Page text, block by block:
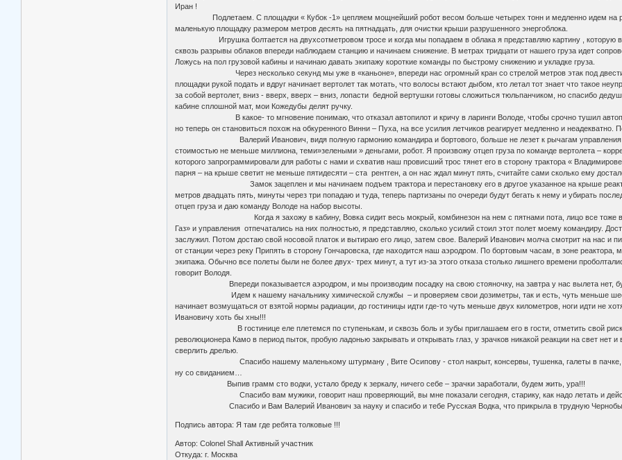
Иран !
Подлетаем. С площадки « Кубок -1» цепляем мощнейший робот весом больше четырех тонн и медленно идем на
маленькую площадку размером метров десять на пятнадцать, для очистки крыши разрушенного энергоблока.
Игрушка болтается на двухсотметровом тросе и когда мы попадаем в облака я представляю картину , которую
сквозь разрывы облаков впереди наблюдаем станцию и начинаем снижение. В метрах тридцати от нашего груза идет
Ложусь на пол грузовой кабины и начинаю давать экипажу короткие команды по быстрому снижению и укладке груза.
Через несколько секунд мы уже в «каньоне», впереди нас огромный кран со стрелой метров этак под двести , а
площадки рукой подать и вдруг начинает вертолет так мотать, что волосы встают дыбом, кто летал тот знает что такое
за собой вертолет, вниз - вверх, вверх – вниз, лопасти бедной вертушки готовы сложиться тюльпанчиком, но спасибо
кабине сплошной мат, мои Кожедубы делят ручку.
В какое- то мгновение понимаю, что отказал автопилот и кричу в ларинги Володе, чтобы срочно тушил
но теперь он становиться похож на обкуренного Винни – Пуха, на все усилия летчиков реагирует медленно и
Валерий Иванович, видя полную гармонию командира и бортового, больше не лезет к рычагам управления и
стоимостью не меньше миллиона, теми»зелеными » деньгами, робот. Я произвожу отцеп груза по команде вертолета –
которого запрограммировали для работы с нами и схватив наш провисший трос тянет его в сторону трактора «
парня – на крыше светит не меньше пятидесяти – ста рентген, а он нас ждал минут пять, считайте сами сколько ему
Замок зацеплен и мы начинаем подъем трактора и перестановку его в другое указанное на крыше реактора
метров двадцать пять, минуты через три попадаю и туда, теперь партизаны по очереди будут бегать к нему и убирать
отцеп груза и даю команду Володе на набор высоты.
Когда я захожу в кабину, Вовка сидит весь мокрый, комбинезон на нем с пятнами пота, лицо все тоже в
Газ» и управления отпечатались на них полностью, я представляю, сколько усилий стоил этот полет моему командиру.
заслужил. Потом достаю свой носовой платок и вытираю его лицо, затем свое. Валерий Иванович молча смотрит на нас и
от станции через реку Припять в сторону Гончаровска, где находится наш аэродром. По бортовым часам, в зоне
экипажа. Обычно все полеты были не более двух- трех минут, а тут из-за этого отказа столько лишнего времени
говорит Володя.
Впереди показывается аэродром, и мы производим посадку на свою стояночку, на завтра у нас вылета нет,
Идем к нашему начальнику химической службы – и проверяем свои дозиметры, так и есть, чуть меньше шести
начинает возмущаться от взятой нормы радиации, до гостиницы идти где-то чуть меньше двух километров, ноги идти не
Ивановичу хоть бы хны!!!
В гостинице еле плетемся по ступенькам, и сквозь боль и зубы приглашаем его в гости, отметить свой
революционера Камо в период пыток, пробую ладонью закрывать и открывать глаз, у зрачков никакой реакции на свет нет
сверлить дрелью.
Спасибо нашему маленькому штурману , Вите Осипову - стол накрыт, консервы, тушенка, галеты в пачке, а в
ну со свиданием…
Выпив грамм сто водки, устало бреду к зеркалу, ничего себе – зрачки заработали, будем жить, ура!!!
Спасибо вам мужики, говорит наш проверяющий, вы мне показали сегодня, старику, как надо летать и
Спасибо и Вам Валерий Иванович за науку и спасибо и тебе Русская Водка, что прикрыла в трудную
Подпись автора: Я там где ребята толковые !!!
Автор: Colonel Shall Активный участник
Откуда: г. Москва